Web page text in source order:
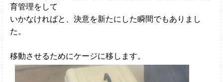
育管理をして
いかなければと、決意を新たにした瞬間でもありまし
た。
移動させるためにケージに移します。